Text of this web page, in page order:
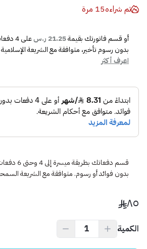
🔐يحتوي على قلب كمبيوتر ومفاتيح دقيقة
🛡️
مقاوم للصدأ والخدوش للاستخدام
📦 محتويات المنتج:
يدين أمامية وخلفية بتشطيب ذهبي
ماكينة قفل داخلية
لوح استقبال وملحقات التثبيت
🧱 الاستخدام المثالي:
أبواب المداخل الرئيسية
أبواب الغرف الفخمة
💡 نصيحة احترافية:
لأفضل أداء، يُفضل تركيب الكيلون بواسطة
تم شراءه15 مرة
أو قسم فاتورتك بقيمة21.25 ر.س على4
بدون رسوم تأخير، متوافقة مع الشريعة الإسلامية
اعرف أكثر
قسم دفعاتك بطريقة ميسرة إلى
بدون فوائد أو رسوم. متوافقة مع الشريعة
٨٥
الكمية